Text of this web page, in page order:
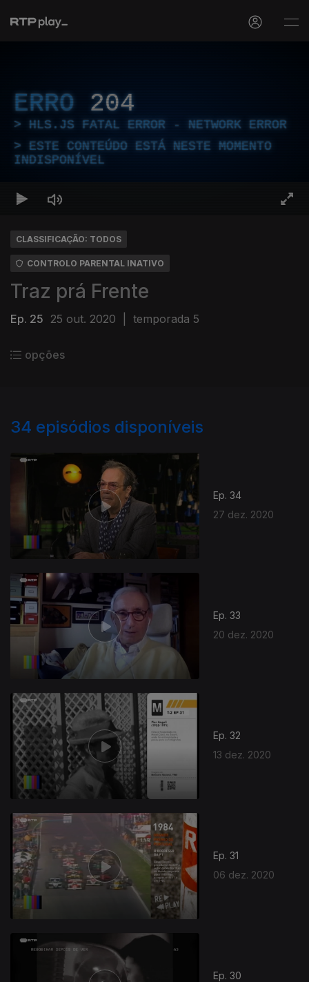
ERRO 204
HLS.JS FATAL ERROR - NETWORK ERROR
ESTE CONTEÚDO ESTÁ NESTE MOMENTO
INDISPONÍVEL
CLASSIFICAÇÃO: TODOS
CONTROLO PARENTAL INATIVO
Traz prá Frente
Ep. 25 25 out. 2020 temporada 5
opções
34 episódios disponíveis
Ep. 34
27 dez. 2020
Ep. 33
20 dez. 2020
Ep. 32
13 dez. 2020
Ep. 31
06 dez. 2020
Ep. 30